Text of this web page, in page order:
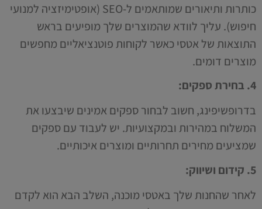
כותרות ותיאורים שמותאמים ל-SEO (אופטימיזציה למנועי
חיפוש). עליך לוודא שהמוצרים שלך מופיעים בראש
התוצאות של אטסי כאשר לקוחות פוטנציאליים מחפשים
מוצרים דומים.
4. בחירת ספקים:
בדרופשיפינג, חשוב לבחור ספקים אמינים שיבצעו את
המשלוח במהירות ובמקצועיות. יש לעבוד עם ספקים
שמציעים מחירים תחרותיים ומוצרים איכותיים.
5. קידום ושיווק:
לאחר שהחנות שלך באטסי מוכנה, השלב הבא הוא לקדם